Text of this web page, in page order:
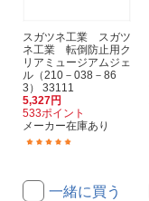
スガツネ工業 スガツ
ネ工業 転倒防止用ク
リアミュージアムジェ
ル（210－038－86
3） 33111
5,327円
533ポイント
メーカー在庫あり
一緒に買う